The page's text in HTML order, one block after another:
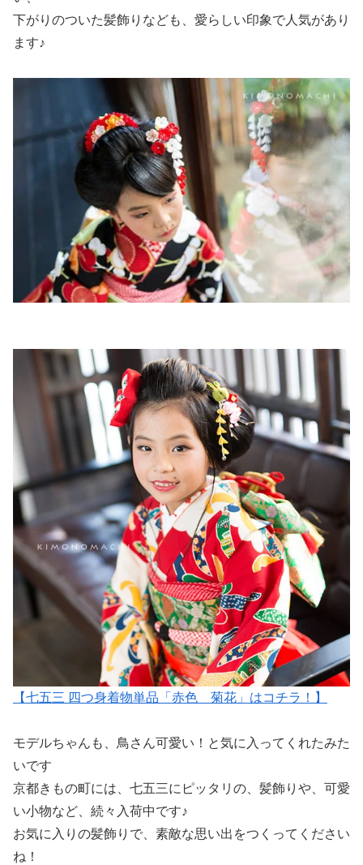
下がりのついた髪飾りなども、愛らしい印象で人気があり
ます♪
【七五三 四つ身着物単品「赤色 菊花」はコチラ！】
モデルちゃんも、鳥さん可愛い！と気に入ってくれたみた
いです
京都きもの町には、七五三にピッタリの、髪飾りや、可愛
い小物など、続々入荷中です♪
お気に入りの髪飾りで、素敵な思い出をつくってください
ね！